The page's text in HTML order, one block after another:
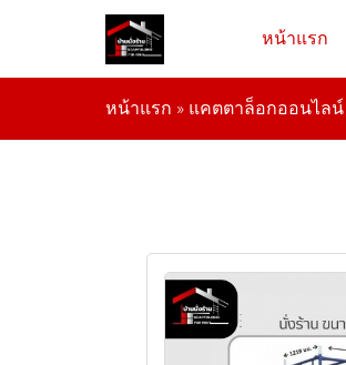
หน้าแรก
หน้าแรก » แคตตาล็อกออนไลน์